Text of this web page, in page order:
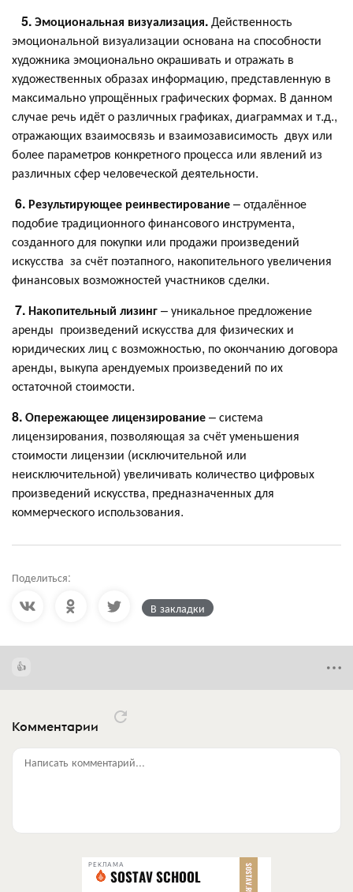
5. Эмоциональная визуализация. Действенность
эмоциональной визуализации основана на способности
художника эмоционально окрашивать и отражать в
художественных образах информацию, представленную в
максимально упрощённых графических формах. В данном
случае речь идёт о различных графиках, диаграммах и т.д.,
отражающих взаимосвязь и взаимозависимость двух или
более параметров конкретного процесса или явлений из
различных сфер человеческой деятельности.
6. Результирующее реинвестирование– отдалённое
подобие традиционного финансового инструмента,
созданного для покупки или продажи произведений
искусства за счёт поэтапного, накопительного увеличения
финансовых возможностей участников сделки.
7. Накопительный лизинг– уникальное предложение
аренды произведений искусства для физических и
юридических лиц с возможностью, по окончанию договора
аренды, выкупа арендуемых произведений по их
остаточной стоимости.
8. Опережающее лицензирование– система
лицензирования, позволяющая за счёт уменьшения
стоимости лицензии (исключительной или
неисключительной) увеличивать количество цифровых
произведений искусства, предназначенных для
коммерческого использования.
Поделиться:
В закладки
Комментарии
Написать комментарий...
РЕКЛАМА